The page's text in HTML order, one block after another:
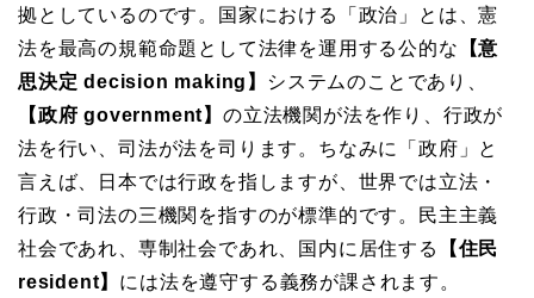
拠としているのです。国家における「政治」とは、憲
法を最高の規範命題として法律を運用する公的な 【意
思決定 decision making】
システムのことであり、
【政府 government】 の立法機関が法を作り、行政が
法を行い、司法が法を司ります。ちなみに「政府」と
言えば、日本では行政を指しますが、世界では立法・
行政・司法の三機関を指すのが標準的です。民主主義
社会であれ、専制社会であれ、国内に居住する
【住民
resident】 には法を遵守する義務が課されます。